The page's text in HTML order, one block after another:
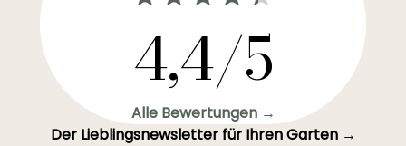
4,4/5
Alle Bewertungen →
Der Lieblingsnewsletter für Ihren Garten →